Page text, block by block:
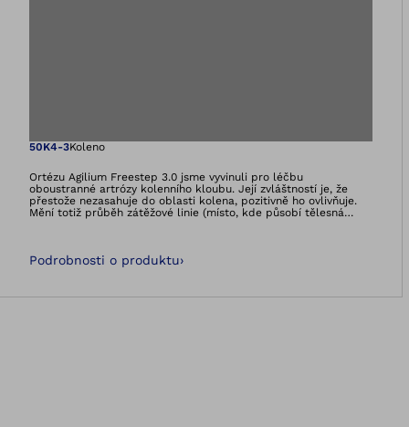
Otevře obrázek
50K4-3Koleno
Ortézu Agilium Freestep 3.0 jsme vyvinuli pro léčbu
oboustranné artrózy kolenního kloubu. Její zvláštností je, že
přestože nezasahuje do oblasti kolena, pozitivně ho ovlivňuje.
Mění totiž průběh zátěžové linie (místo, kde působí tělesná
Posture, pomocí kterého může ortotik-protetik zátěžovou linii
zdravotnickým prostředkem, určeným výhradně k ortotickému
Podrobnosti o produktu›